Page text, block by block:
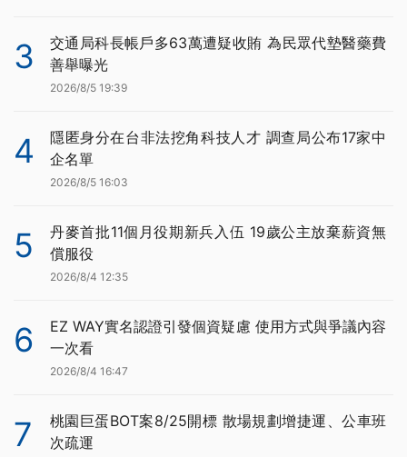
3
交通局科長帳戶多63萬遭疑收賄 為民眾代墊醫藥費
善舉曝光
2026/8/5 19:39
4
隱匿身分在台非法挖角科技人才 調查局公布17家中
企名單
2026/8/5 16:03
5
丹麥首批11個月役期新兵入伍 19歲公主放棄薪資無
償服役
2026/8/4 12:35
6
EZ WAY實名認證引發個資疑慮 使用方式與爭議內容
一次看
2026/8/4 16:47
7
桃園巨蛋BOT案8/25開標 散場規劃增捷運、公車班
次疏運